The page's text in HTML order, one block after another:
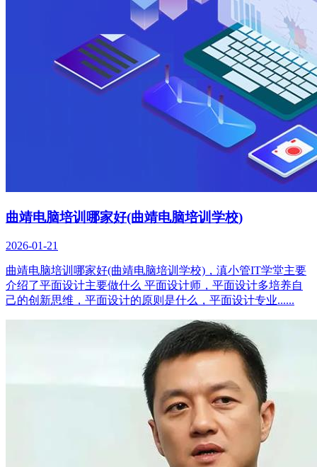
曲靖电脑培训哪家好(曲靖电脑培训学校)
2026-01-21
曲靖电脑培训哪家好(曲靖电脑培训学校)，滇小管IT学堂主要
介绍了平面设计主要做什么 平面设计师，平面设计多培养自
己的创新思维，平面设计的原则是什么，平面设计专业......